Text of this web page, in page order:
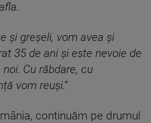
și greșeli, vom avea și
35 de ani și este nevoie de
Cu răbdare, cu
vom reuși.”
continuăm pe drumul